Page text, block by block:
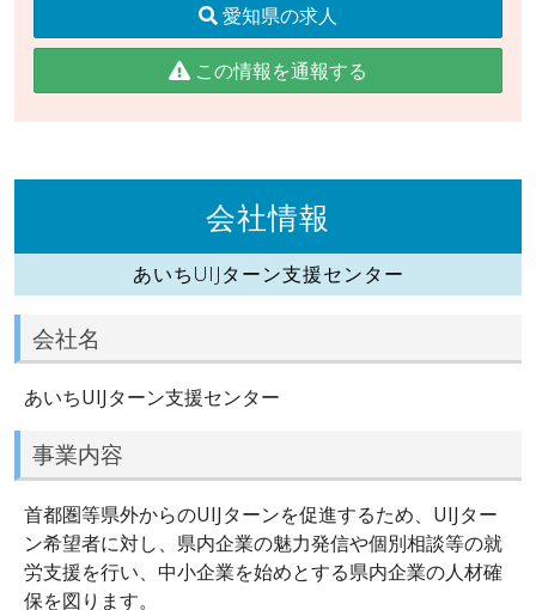
愛知県の求人
この情報を通報する
会社情報
あいちUIJターン支援センター
会社名
あいちUIJターン支援センター
事業内容
首都圏等県外からのUIJターンを促進するため、UIJター
ン希望者に対し、県内企業の魅力発信や個別相談等の就
労支援を行い、中小企業を始めとする県内企業の人材確
保を図ります。